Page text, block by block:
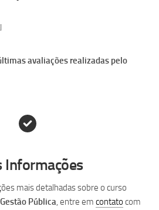
avaliações realizadas pelo
Informações
mais detalhadas sobre o curso
Pública, entre em contato com